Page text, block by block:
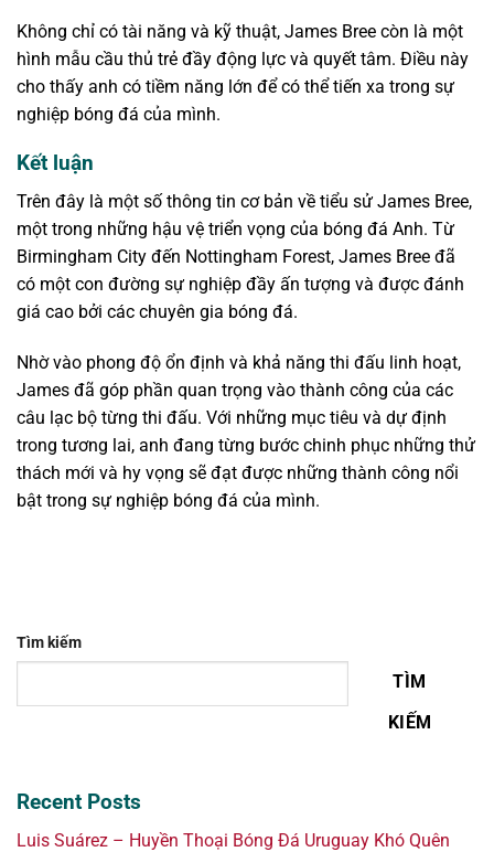
Không chỉ có tài năng và kỹ thuật, James Bree còn là một
hình mẫu cầu thủ trẻ đầy động lực và quyết tâm. Điều này
cho thấy anh có tiềm năng lớn để có thể tiến xa trong sự
nghiệp bóng đá của mình.
Kết luận
Trên đây là một số thông tin cơ bản về tiểu sử James Bree,
một trong những hậu vệ triển vọng của bóng đá Anh. Từ
Birmingham City đến Nottingham Forest, James Bree đã
có một con đường sự nghiệp đầy ấn tượng và được đánh
giá cao bởi các chuyên gia bóng đá.
Nhờ vào phong độ ổn định và khả năng thi đấu linh hoạt,
James đã góp phần quan trọng vào thành công của các
câu lạc bộ từng thi đấu. Với những mục tiêu và dự định
trong tương lai, anh đang từng bước chinh phục những thử
thách mới và hy vọng sẽ đạt được những thành công nổi
bật trong sự nghiệp bóng đá của mình.
Tìm kiếm
TÌM
KIẾM
Recent Posts
Luis Suárez – Huyền Thoại Bóng Đá Uruguay Khó Quên